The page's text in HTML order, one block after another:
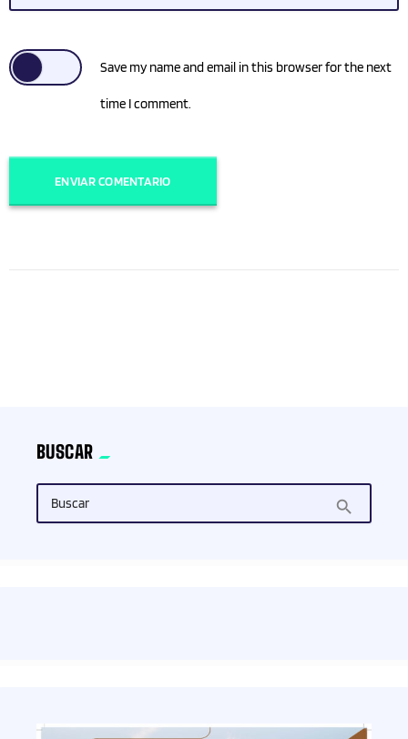
Save my name and email in this browser for the next
time I comment.
BUSCAR
Buscar search